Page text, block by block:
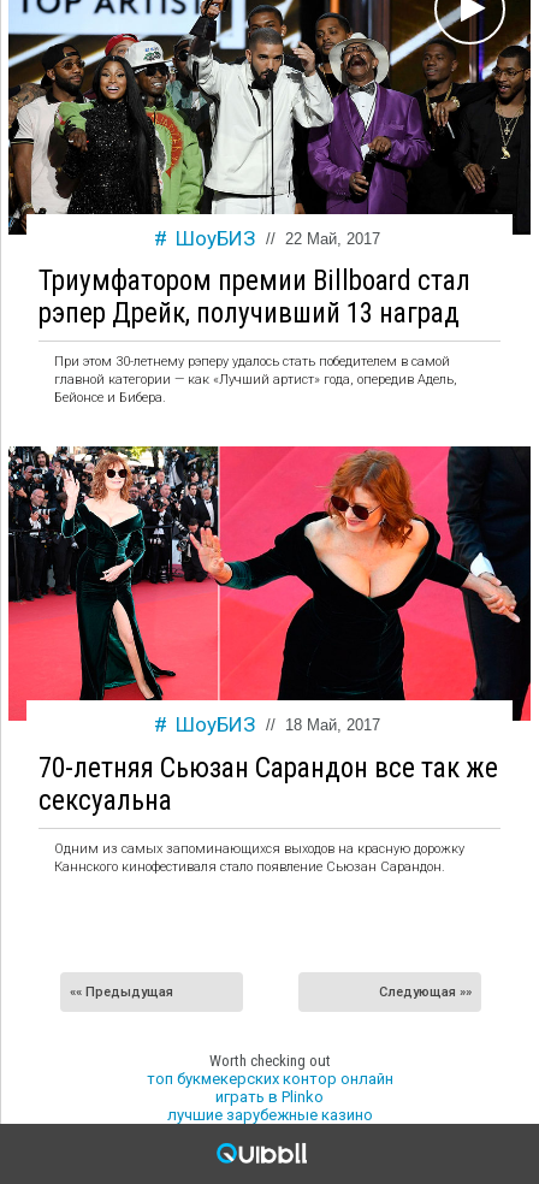
ШоуБИЗ // 22 Май, 2017
Триумфатором премии Billboard стал
рэпер Дрейк, получивший 13 наград
При этом 30-летнему рэперу удалось стать победителем в самой
главной категории — как «Лучший артист» года, опередив Адель,
Бейонсе и Бибера.
ШоуБИЗ // 18 Май, 2017
70-летняя Сьюзан Сарандон все так же
сексуальна
Одним из самых запоминающихся выходов на красную дорожку
Каннского кинофестиваля стало появление Сьюзан Сарандон.
«« Предыдущая Следующая »»
Worth checking out
топ букмекерских контор онлайн
играть в Plinko
лучшие зарубежные казино